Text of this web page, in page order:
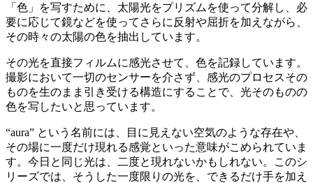
「色」を写すために、太陽光をプリズムを使って分解し、必
要に応じて鏡などを使ってさらに反射や屈折を加えながら、
その時々の太陽の色を抽出しています。
その光を直接フィルムに感光させて、色を記録しています。
撮影において一切のセンサーを介さず、感光のプロセスその
ものを生のまま引き受ける構造にすることで、光そのものの
色を写したいと思っています。
“aura” という名前には、目に見えない空気のような存在や、
その場に一度だけ現れる感覚といった意味がこめられていま
す。今日と同じ光は、二度と現れないかもしれない。このシ
リーズでは、そうした一度限りの光を、できるだけ手を加え